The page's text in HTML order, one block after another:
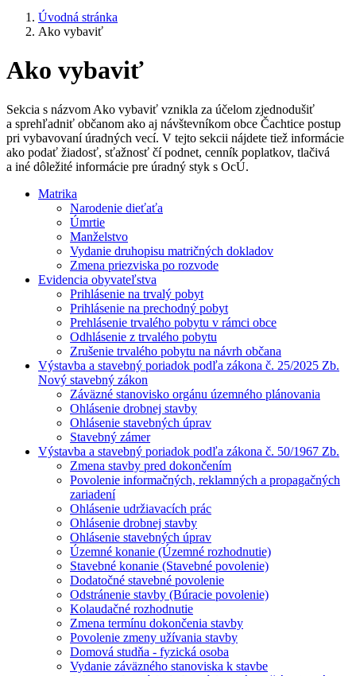
Úvodná stránka
Ako vybaviť
Ako vybaviť
Sekcia s názvom Ako vybaviť vznikla za účelom zjednodušiť
a sprehľadniť občanom ako aj návštevníkom obce Čachtice postup
pri vybavovaní úradných vecí. V tejto sekcii nájdete tiež informácie
ako podať žiadosť, sťažnosť čí podnet, cenník poplatkov, tlačivá
a iné dôležité informácie pre úradný styk s OcÚ.
Matrika
Narodenie dieťaťa
Úmrtie
Manželstvo
Vydanie druhopisu matričných dokladov
Zmena priezviska po rozvode
Evidencia obyvateľstva
Prihlásenie na trvalý pobyt
Prihlásenie na prechodný pobyt
Prehlásenie trvalého pobytu v rámci obce
Odhlásenie z trvalého pobytu
Zrušenie trvalého pobytu na návrh občana
Výstavba a stavebný poriadok podľa zákona č. 25/2025 Zb.
Nový stavebný zákon
Záväzné stanovisko orgánu územného plánovania
Ohlásenie drobnej stavby
Ohlásenie stavebných úprav
Stavebný zámer
Výstavba a stavebný poriadok podľa zákona č. 50/1967 Zb.
Zmena stavby pred dokončením
Povolenie informačných, reklamných a propagačných
zariadení
Ohlásenie udržiavacích prác
Ohlásenie drobnej stavby
Ohlásenie stavebných úprav
Územné konanie (Územné rozhodnutie)
Stavebné konanie (Stavebné povolenie)
Dodatočné stavebné povolenie
Odstránenie stavby (Búracie povolenie)
Kolaudačné rozhodnutie
Zmena termínu dokončenia stavby
Povolenie zmeny užívania stavby
Domová studňa - fyzická osoba
Vydanie záväzného stanoviska k stavbe